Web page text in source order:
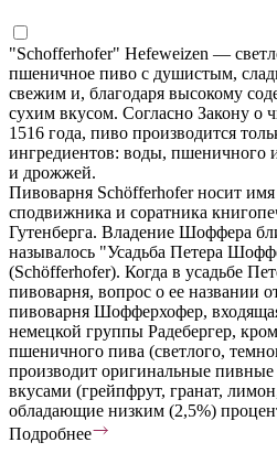
"Schofferhofer" Hefeweizen —
пшеничное пиво с душистым,
свежим и, благодаря высокому
сухим вкусом. Согласно Закону о
1516 года, пиво производится
ингредиентов: воды, пшеничного
и дрожжей.
Пивоварня Schöfferhofer носит
сподвижника и соратника
Гутенберга. Владение Шоффера
называлось "Усадьба Петера
(Schöfferhofer). Когда в усадьбе
пивоварня, вопрос о ее названии
пивоварня Шофферхофер,
немецкой группы Радебергер,
пшеничного пива (светлого,
производит оригинальные
вкусами (грейпфрут, гранат,
обладающие низким (2,5%)
Подробнее